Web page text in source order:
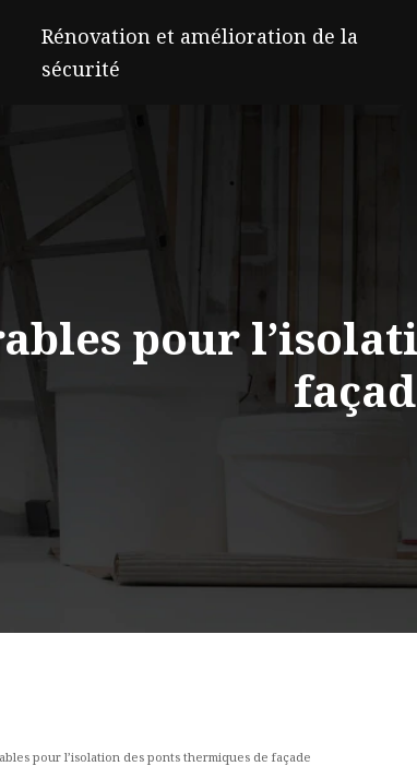
Rénovation et amélioration de la
sécurité
pour
pour l’isolation des ponts thermiques de façade